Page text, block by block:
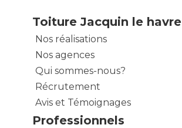
Toiture Jacquin le havre
Nos réalisations
Nos agences
Qui sommes-nous?
Récrutement
Avis et Témoignages
Professionnels